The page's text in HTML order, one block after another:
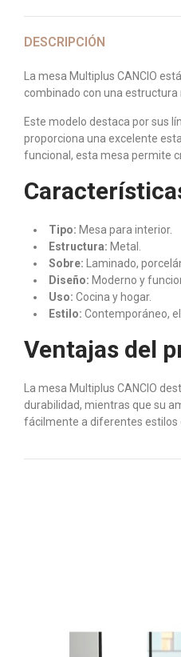
DESCRIPCIÓN
La mesa Multiplus CANCIO
combinado con una
Este modelo destaca por sus
proporciona una excelente
funcional, esta mesa permite
Tipo: Mesa para interior.
Estructura: Metal.
Sobre: Laminado,
Diseño: Moderno y
Uso: Cocina y hogar.
Estilo: Contemporáneo,
Ventajas del
La mesa Multiplus CANCIO
durabilidad, mientras que su
fácilmente a diferentes estilos